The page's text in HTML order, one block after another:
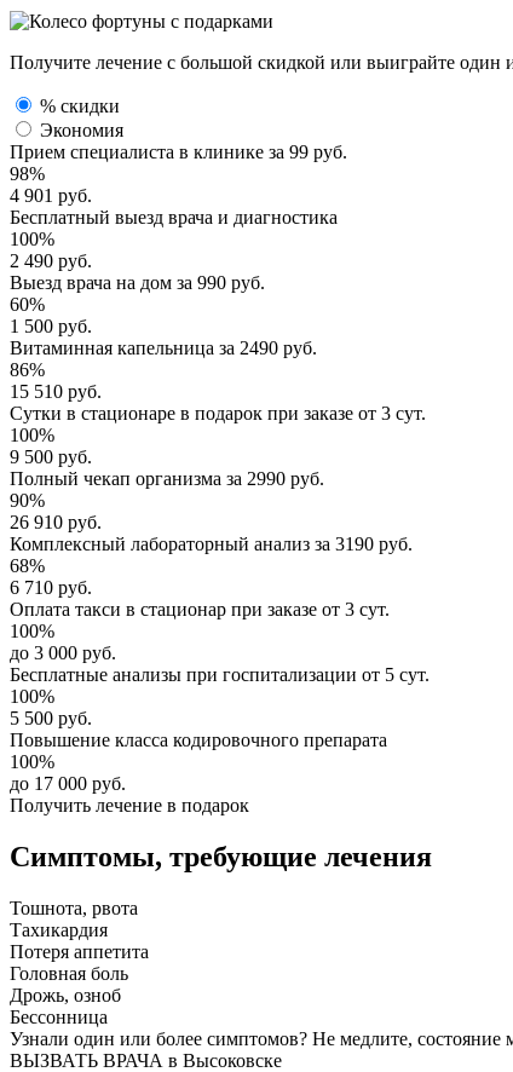
Получите лечение с большой скидкой или выиграйте один
% скидки
Экономия
Прием специалиста в клинике за 99 руб.
98%
4 901 руб.
Бесплатный выезд врача и диагностика
100%
2 490 руб.
Выезд врача на дом за 990 руб.
60%
1 500 руб.
Витаминная капельница за 2490 руб.
86%
15 510 руб.
Сутки в стационаре в подарок при заказе от 3 сут.
100%
9 500 руб.
Полный чекап организма за 2990 руб.
90%
26 910 руб.
Комплексный лабораторный анализ за 3190 руб.
68%
6 710 руб.
Оплата такси в стационар при заказе от 3 сут.
100%
до 3 000 руб.
Бесплатные анализы при госпитализации от 5 сут.
100%
5 500 руб.
Повышение класса кодировочного препарата
100%
до 17 000 руб.
Получить лечение в подарок
Симптомы, требующие лечения
Тошнота, рвота
Тахикардия
Потеря аппетита
Головная боль
Дрожь, озноб
Бессонница
Узнали один или более симптомов? Не медлите, состояние
ВЫЗВАТЬ ВРАЧА в Высоковске